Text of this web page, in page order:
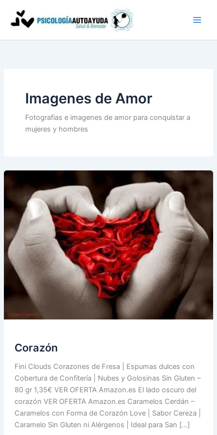
contenido
Imagenes de Amor
Fotografias e imagenes de amor para conquistar a
mujeres y hombres
Corazón
Fini Clouds Corazones de Fresa | Espumas dulces con
Cobertura de Confitería | Nubes y Golosinas Sin Gluten –
80 gr 1,35€ VER OFERTA Amazon.es El lado oscuro del
corazón VER OFERTA Amazon.es Caramelos Cerdán –
Caramelos con Forma de Corazón Love | Sabor Cereza |
Caramelo Sin Gluten ni Alérgenos | Ideal para San […]